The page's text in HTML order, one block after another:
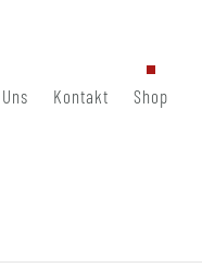
Kontakt Shop